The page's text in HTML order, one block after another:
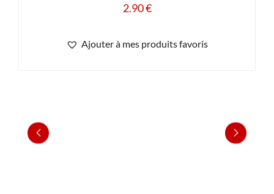
2.90€
Ajouter à mes produits favoris